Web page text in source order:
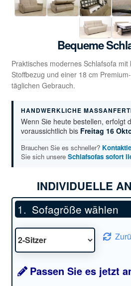
Bequeme
Praktisches modernes Schlafsofa
Stoffbezug und einer 18 cm
täglichen Gebrauch.
HANDWERKLICHE
Wenn Sie heute bestellen, erfolgt
voraussichtlich bis Freitag 16
Brauchen Sie es schneller?
Sie sich unsere Schlafsofas sofort
INDIVIDUELLE
Sofagröße wählen
Passen Sie es jetzt